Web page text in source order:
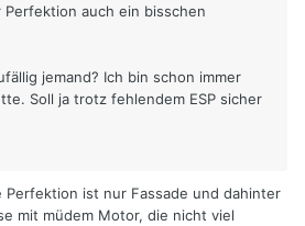
auch ein bisschen
jemand? Ich bin schon immer
Soll ja trotz fehlendem ESP sicher
Perfektion ist nur Fassade und dahinter
mit müdem Motor, die nicht viel